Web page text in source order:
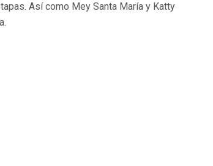
Así como Mey Santa María y Katty